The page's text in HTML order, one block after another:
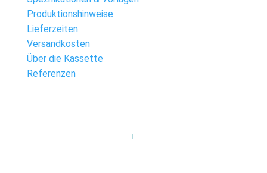
Produktionshinweise
Lieferzeiten
Versandkosten
Über die Kassette
Referenzen
